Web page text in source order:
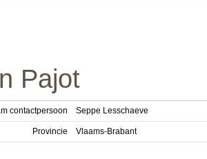
Pajot
contactpersoon Seppe Lesschaeve
Provincie Vlaams-Brabant